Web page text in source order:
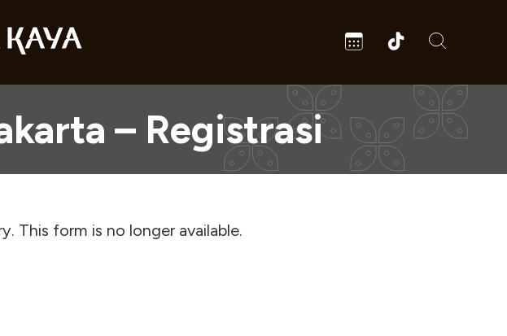
– Registrasi
This form is no longer available.